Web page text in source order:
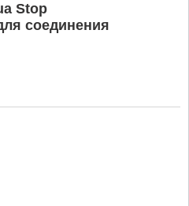
Stop
соединения